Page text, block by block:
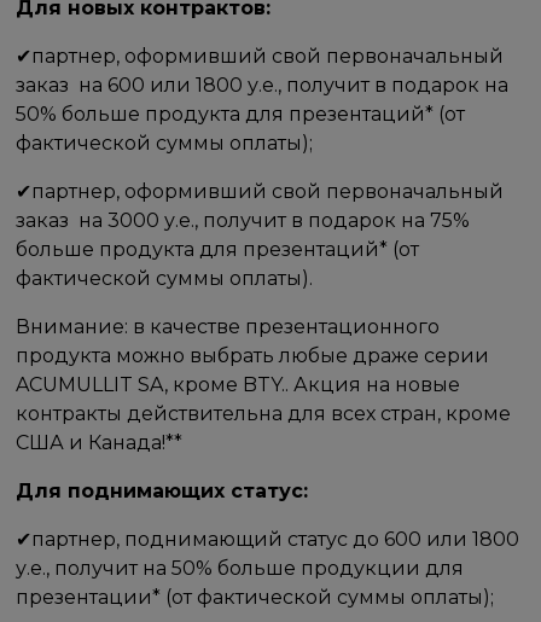
Для новых контрактов:
✔​партнер, оформивший свой первоначальный
заказ ​ на​ 600 или 1800 у.е., получит в подарок на
50% больше продукта для презентаций* (от
фактической суммы оплаты);
✔партнер, оформивший свой первоначальный
заказ ​ на​ 3000 у.е., получит в подарок на 75%
больше продукта для презентаций* (от
фактической суммы оплаты).​
Внимание: в качестве презентационного
продукта можно выбрать любые драже серии
ACUMULLIT SA, кроме BTY.. Акция на новые
контракты действительна для всех стран, кроме
США и Канада!** ​ ​
Для поднимающих статус:
✔​партнер, поднимающий статус до 600 или 1800
у.е.,​ получит на​ 50% больше продукции для
презентации* (от фактической суммы оплаты);